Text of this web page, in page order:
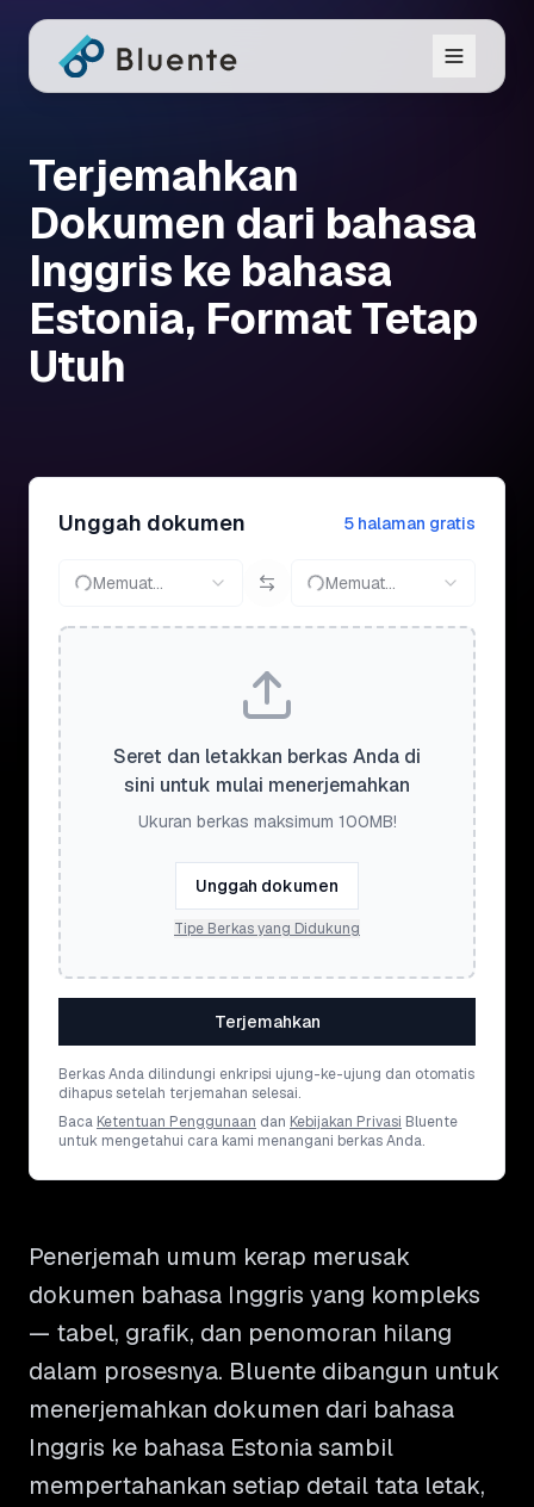
Terjemahkan
Dokumen dari bahasa
Inggris ke bahasa
Estonia, Format Tetap
Utuh
Unggah dokumen 5 halaman gratis
Memuat... Memuat...
Seret dan letakkan berkas Anda di
sini untuk mulai menerjemahkan
Ukuran berkas maksimum 100MB!
Unggah dokumen
Tipe Berkas yang Didukung
Terjemahkan
Berkas Anda dilindungi enkripsi ujung-ke-ujung dan otomatis
dihapus setelah terjemahan selesai.
Baca Ketentuan Penggunaan dan Kebijakan Privasi Bluente
untuk mengetahui cara kami menangani berkas Anda.
Penerjemah umum kerap merusak
dokumen bahasa Inggris yang kompleks
— tabel, grafik, dan penomoran hilang
dalam prosesnya. Bluente dibangun untuk
menerjemahkan dokumen dari bahasa
Inggris ke bahasa Estonia sambil
mempertahankan setiap detail tata letak,